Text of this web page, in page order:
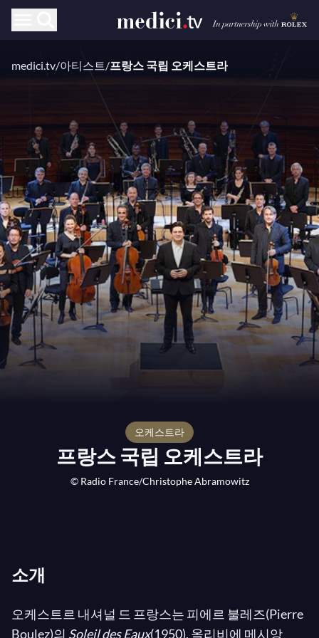
medici.tv/아티스트/프랑스 국립 오케스트라
오케스트라
프랑스 국립 오케스트라
© Radio France/Christophe Abramowitz
소개
오케스트르 내셔널 드 프랑스는 피에르 불레즈(Pierre
Boulez)의 Soleil des Eaux(1950), 올리비에 메시앙